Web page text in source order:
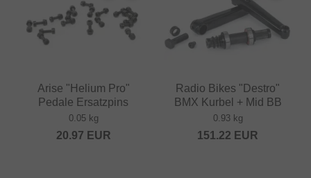
Arise "Helium Pro"
Pedale Ersatzpins
0.05 kg
20.97 EUR
Radio Bikes "Destro"
BMX Kurbel + Mid BB
0.93 kg
151.22 EUR